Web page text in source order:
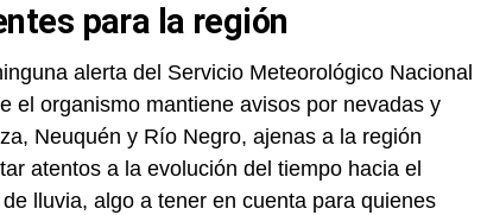
para la región
alerta del Servicio Meteorológico Nacional
el organismo mantiene avisos por nevadas y
Neuquén y Río Negro, ajenas a la región
atentos a la evolución del tiempo hacia el
lluvia, algo a tener en cuenta para quienes